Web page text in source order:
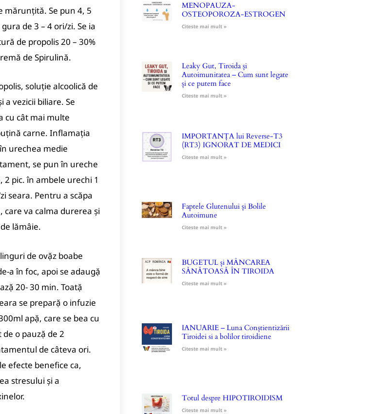
mărunţită. Se pun 4, 5
de 3 – 4 ori/zi. Se ia
de propolis 20 – 30%
de Spirulină.
soluţie alcoolică de
a vezicii biliare. Se
cu cât mai multe
carne. Inflamaţia
urechea medie
se pun în ureche
pic. în ambele urechi 1
seara. Pentru a scăpa
va calma durerea şi
lămâie.
de ovặz boabe
a în foc, apoi se adaugặ
20- 30 min. Toatặ
se preparặ o infuzie
apặ, care se bea cu
o pauzặ de 2
de câteva ori.
efecte benefice ca,
stresului şi a
MENOPAUZA-
OSTEOPOROZA-ESTROGEN
Citeste mai mult »
Leaky Gut, Tiroida și
Autoimunitatea – Cum sunt legate
și ce putem face
Citeste mai mult »
IMPORTANȚA lui Reverse-T3
(RT3) IGNORAT DE MEDICI
Citeste mai mult »
Faptele Glutenului și Bolile
Autoimune
Citeste mai mult »
BUGETUL și MÂNCAREA
SĂNĂTOASĂ ÎN TIROIDA
Citeste mai mult »
IANUARIE – Luna Conștientizării
Tiroidei si a bolilor tiroidiene
Citeste mai mult »
Totul despre HIPOTIROIDISM
Citeste mai mult »